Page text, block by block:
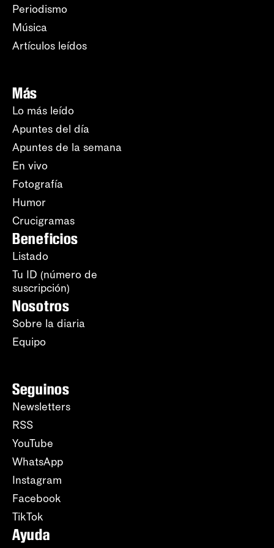
Periodismo
Música
Artículos leídos
Más
Lo más leído
Apuntes del día
Apuntes de la semana
En vivo
Fotografía
Humor
Crucigramas
Beneficios
Listado
Tu ID (número de
suscripción)
Nosotros
Sobre la diaria
Equipo
Seguinos
Newsletters
RSS
YouTube
WhatsApp
Instagram
Facebook
TikTok
Ayuda